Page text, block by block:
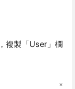
，複製「User」欄